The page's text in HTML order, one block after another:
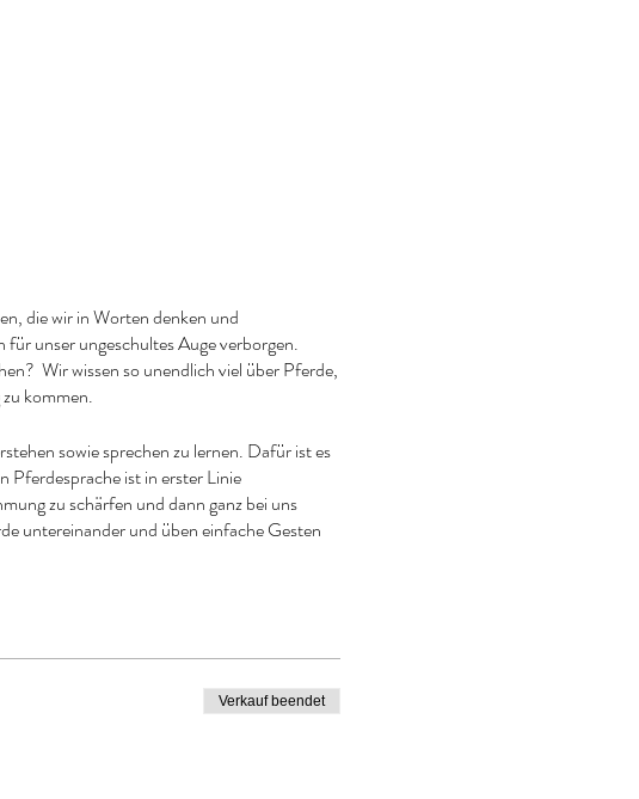
die wir in Worten denken und
unser ungeschultes Auge verborgen.
Wir wissen so unendlich viel über Pferde,
kommen.
sowie sprechen zu lernen. Dafür ist es
Pferdesprache ist in erster Linie
zu schärfen und dann ganz bei uns
untereinander und üben einfache Gesten
spüre ich eine immer stärker werdende
Durch meine Erfahrung im pferdegestützten
Menschen weiter zu geben.
wie, also mit welcher inneren Haltung und
den Teilnehmern
Verkauf beendet